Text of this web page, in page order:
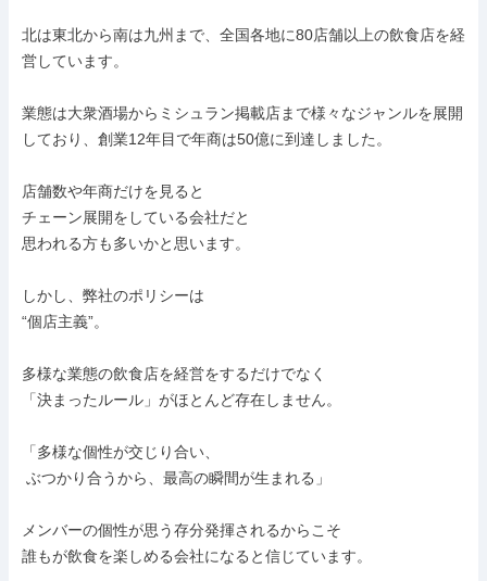
北は東北から南は九州まで、全国各地に80店舗以上の飲食店を経
営しています。
業態は大衆酒場からミシュラン掲載店まで様々なジャンルを展開
しており、創業12年目で年商は50億に到達しました。
店舗数や年商だけを見ると
チェーン展開をしている会社だと
思われる方も多いかと思います。
しかし、弊社のポリシーは
“個店主義”。
多様な業態の飲食店を経営をするだけでなく
「決まったルール」がほとんど存在しません。
「多様な個性が交じり合い、
メンバーの個性が思う存分発揮されるからこそ
誰もが飲食を楽しめる会社になると信じています。